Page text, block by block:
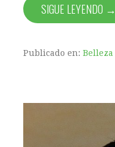
SIGUE LEYENDO →
Publicado en: Belleza